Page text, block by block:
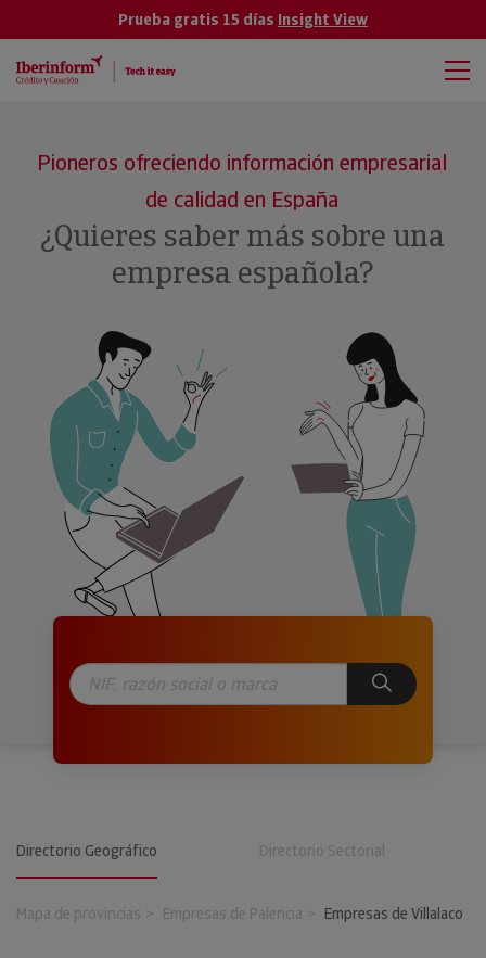
Prueba gratis 15 días Insight View
Pioneros ofreciendo información empresarial
de calidad en España
¿Quieres saber más sobre una
empresa española?
Directorio Geográfico Directorio Sectorial
Mapa de provincias Empresas de Palencia Empresas de Villalaco